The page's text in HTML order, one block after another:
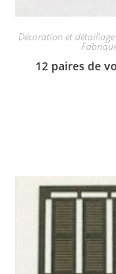
Décoration et
12 paires de